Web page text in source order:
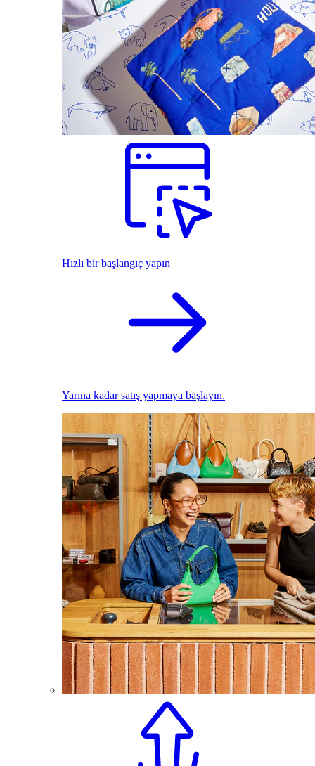
Hızlı bir başlangıç yapın
Yarına kadar satış yapmaya başlayın.